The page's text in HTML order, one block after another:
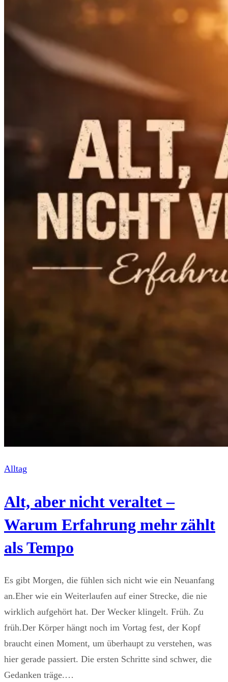
Alltag
Alt, aber nicht veraltet –
Warum Erfahrung mehr zählt
als Tempo
Es gibt Morgen, die fühlen sich nicht wie ein Neuanfang
an.Eher wie ein Weiterlaufen auf einer Strecke, die nie
wirklich aufgehört hat. Der Wecker klingelt. Früh. Zu
früh.Der Körper hängt noch im Vortag fest, der Kopf
braucht einen Moment, um überhaupt zu verstehen, was
hier gerade passiert. Die ersten Schritte sind schwer, die
Gedanken träge.…